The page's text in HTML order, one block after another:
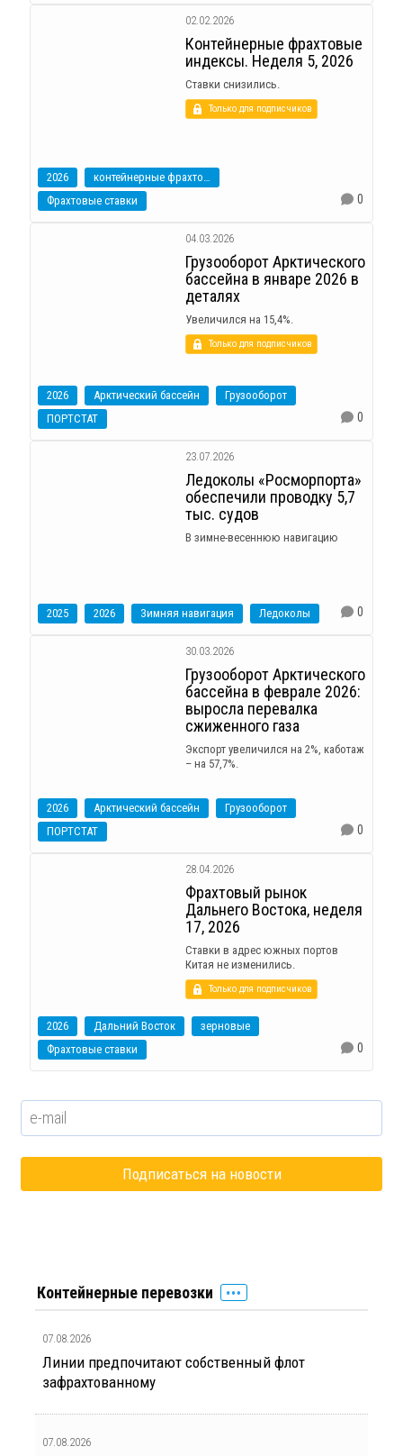
02.02.2026
Контейнерные фрахтовые
индексы. Неделя 5, 2026
Ставки снизились.
Только для подписчиков
2026
контейнерные фрахтовые индексы
Фрахтовые ставки
0
04.03.2026
Грузооборот Арктического
бассейна в январе 2026 в
деталях
Увеличился на 15,4%.
Только для подписчиков
2026 Арктический бассейн
Грузооборот
ПОРТСТАТ
0
23.07.2026
Ледоколы «Росморпорта»
обеспечили проводку 5,7
тыс. судов
В зимне-весеннюю навигацию
2025 2026 Зимняя навигация Ледоколы 0
30.03.2026
Грузооборот Арктического
бассейна в феврале 2026:
выросла перевалка
сжиженного газа
Экспорт увеличился на 2%, каботаж
– на 57,7%.
2026 Арктический бассейн
Грузооборот
ПОРТСТАТ
0
28.04.2026
Фрахтовый рынок
Дальнего Востока, неделя
17, 2026
Ставки в адрес южных портов
Китая не изменились.
Только для подписчиков
2026 Дальний Восток
зерновые
Фрахтовые ставки
0
Контейнерные перевозки
07.08.2026
Линии предпочитают собственный флот
зафрахтованному
07.08.2026